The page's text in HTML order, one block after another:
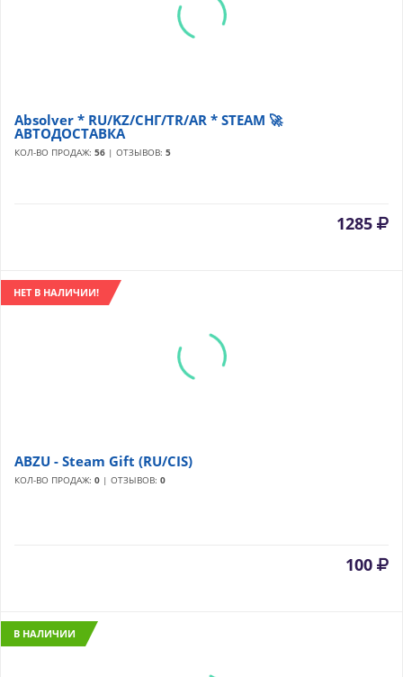
Absolver * RU/KZ/СНГ/TR/AR * STEAM 🚀
АВТОДОСТАВКА
КОЛ-ВО ПРОДАЖ: 56 | ОТЗЫВОВ: 5
1285
НЕТ В НАЛИЧИИ!
ABZU - Steam Gift (RU/CIS)
КОЛ-ВО ПРОДАЖ: 0 | ОТЗЫВОВ: 0
100
В НАЛИЧИИ